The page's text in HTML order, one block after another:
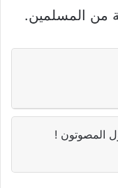
من المسلمين.
المصوتون !